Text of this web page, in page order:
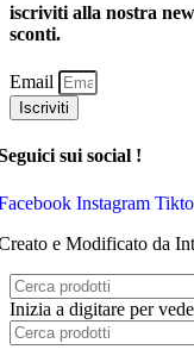
iscriviti alla nostra
sconti.
Email
Iscriviti
sui social !
Instagram
e Modificato da
Inizia a digitare per